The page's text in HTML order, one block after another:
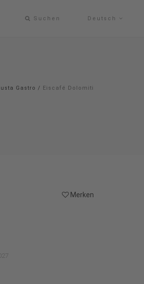
Suchen Deutsch
Gastro / Eiscafé Dolomiti
Merken